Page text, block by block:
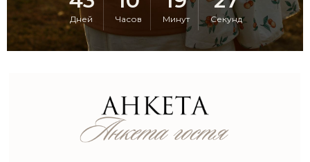
Дней Часов Минут Секунд